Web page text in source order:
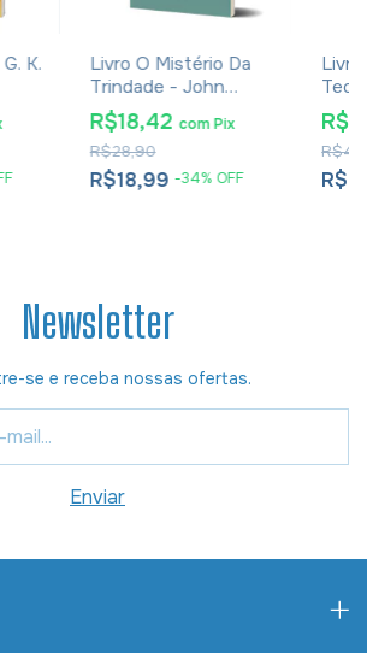
K.
Livro O Mistério Da
Trindade - John
Owen
R$18,99 -34% OFF
R$28,90
R$18,42 com Pix
Newsletter
se e receba nossas ofertas.